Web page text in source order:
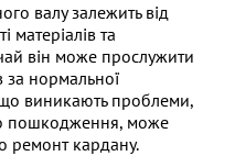
валу залежить від
матеріалів та
він може прослужити
за нормальної
виникають проблеми,
пошкодження, може
ремонт кардану.